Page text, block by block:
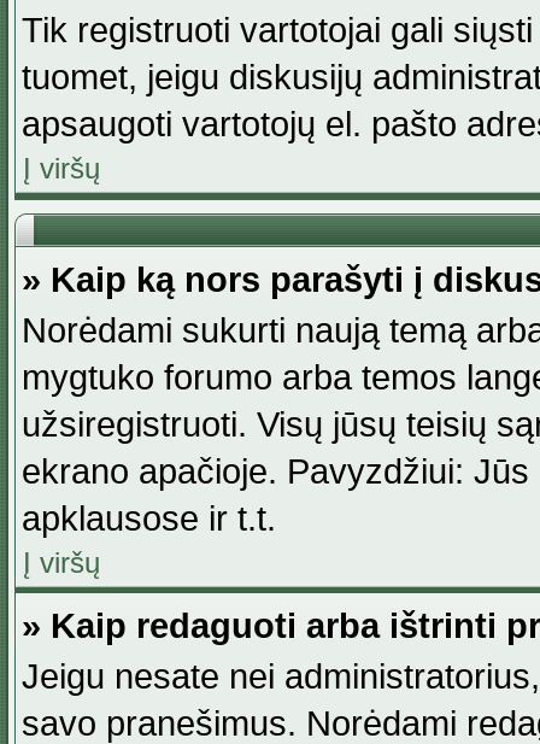
Tik registruoti vartotojai gali
tuomet, jeigu diskusijų
apsaugoti vartotojų el. pašto
Į viršų
» Kaip ką nors parašyti į
Norėdami sukurti naują temą
mygtuko forumo arba temos
užsiregistruoti. Visų jūsų teisių
ekrano apačioje. Pavyzdžiui:
apklausose ir t.t.
Į viršų
» Kaip redaguoti arba ištrinti
Jeigu nesate nei
savo pranešimus. Norėdami